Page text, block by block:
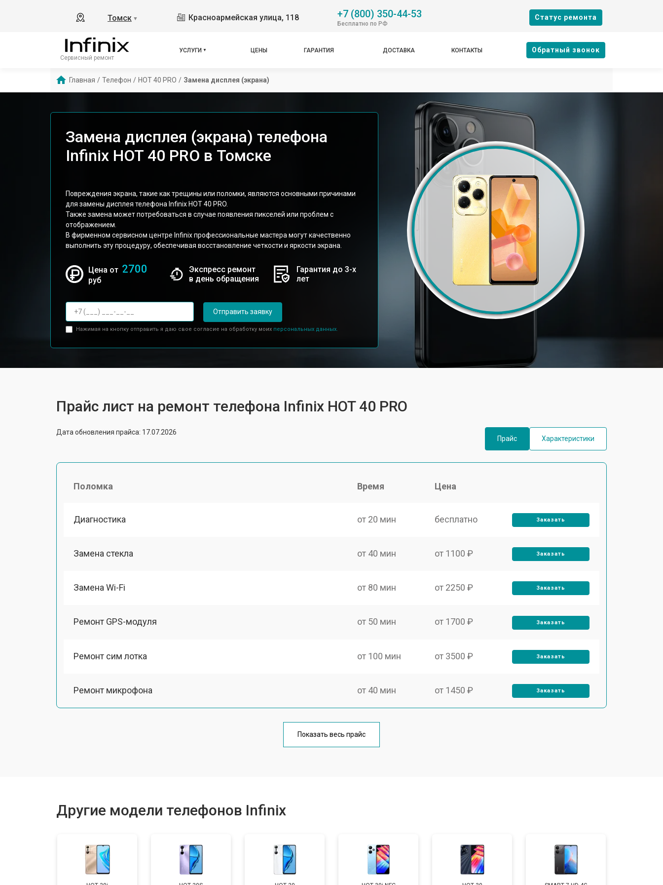
Томск ▼ Красноармейская улица, 118 +7 (800) 350-44-53
Бесплатно по РФ
Cтатус ремонта
Сервисный ремонт
УСЛУГИ ЦЕНЫ ГАРАНТИЯ ДОСТАВКА КОНТАКТЫ Oбратный звонок
Главная / Телефон / HOT 40 PRO / Замена дисплея (экрана)
Замена дисплея (экрана) телефона
Infinix HOT 40 PRO в Томске
Повреждения экрана, такие как трещины или поломки, являются основными причинами
для замены дисплея телефона Infinix HOT 40 PRO.
Также замена может потребоваться в случае появления пикселей или проблем с
отображением.
В фирменном сервисном центре Infinix профессиональные мастера могут качественно
выполнить эту процедуру, обеспечивая восстановление четкости и яркости экрана.
Цена от 2700
руб
Экспресс ремонт
в день обращения
Гарантия до 3-х
лет
Отправить заявку
Нажимая на кнопку отправить я даю свое согласие на обработку моих персональных данных.
Прайс лист на ремонт телефона Infinix HOT 40 PRO
Дата обновления прайса: 17.07.2026
Прайс
Характеристики
Поломка Время Цена
Диагностика от 20 мин бесплатно Заказать
Замена стекла от 40 мин от 1100 ₽ Заказать
Замена Wi-Fi от 80 мин от 2250 ₽ Заказать
Ремонт GPS-модуля от 50 мин от 1700 ₽ Заказать
Ремонт сим лотка от 100 мин от 3500 ₽ Заказать
Ремонт микрофона от 40 мин от 1450 ₽ Заказать
от 70 мин
Замена задней крышки от 60 мин от 1400 ₽
Показать весь прайс
Другие модели телефонов Infinix